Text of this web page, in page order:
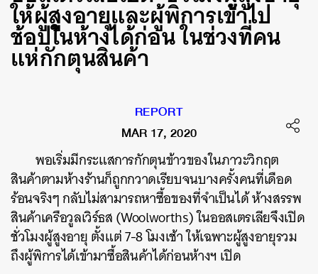
ให้ผู้สูงอายุและผู้พิการเข้าไป
ช้อปในห้างได้ก่อน ในช่วงที่คน
แห่กักตุนสินค้า
REPORT
MAR 17, 2020
พอเริ่มมีกระแสการกักตุนข้าวของในภาวะวิกฤต
สินค้าตามห้างร้านก็ถูกกวาดเรียบจนบางครั้งคนที่เดือด
ร้อนจริงๆ กลับไม่สามารถหาซื้อของที่จำเป็นได้ ห้างสรรพ
สินค้าเครือวูลเวิร์ธส (Woolworths) ในออสเตรเลียจึงเปิด
ชั่วโมงผู้สูงอายุ ตั้งแต่ 7-8 โมงเช้า ให้เฉพาะผู้สูงอายุรวม
ถึงผู้พิการได้เข้ามาซื้อสินค้าได้ก่อนห้างฯ เปิด